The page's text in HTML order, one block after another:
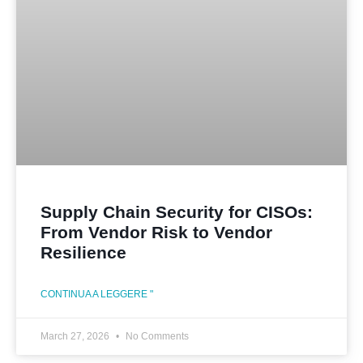
Supply Chain Security for CISOs:
From Vendor Risk to Vendor
Resilience
CONTINUA A LEGGERE "
March 27, 2026 No Comments